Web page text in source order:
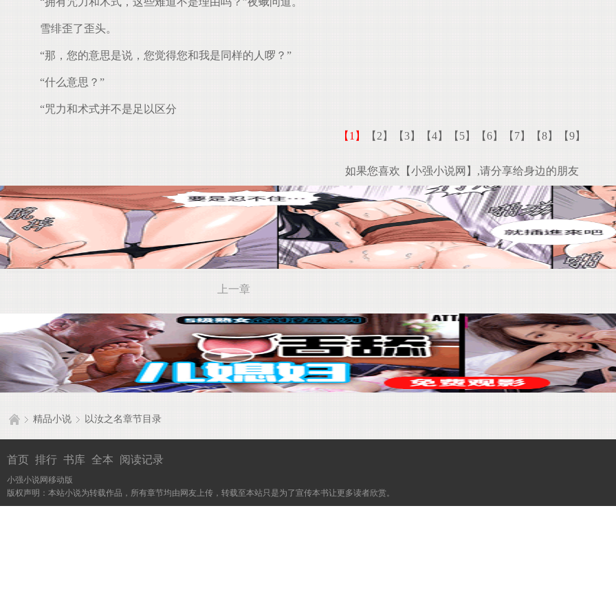
雪绯歪了歪头。
“那，您的意思是说，您觉得您和我是同样的人啰？”
“什么意思？”
“咒力和术式并不是足以区分
【1】 【2】 【3】 【4】 【5】 【6】 【7】 【8】 【9】
如果您喜欢【小强小说网】,请分享给身边的朋友
上一章
精品小说 以汝之名章节目录
首页 排行 书库 全本 阅读记录
小强小说网移动版
版权声明：本站小说为转载作品，所有章节均由网友上传，转载至本站只是为了宣传本书让更多读者欣赏。